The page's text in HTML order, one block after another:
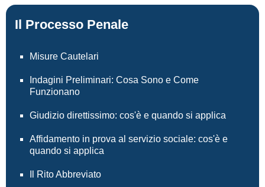
Il Processo Penale
Misure Cautelari
Indagini Preliminari: Cosa Sono e Come
Funzionano
Giudizio direttissimo: cos'è e quando si applica
Affidamento in prova al servizio sociale: cos'è e
quando si applica
Il Rito Abbreviato